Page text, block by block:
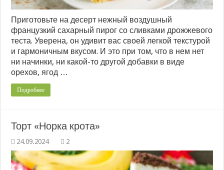
Приготовьте на десерт нежный воздушный
французкий сахарный пирог со сливками дрожжевого
теста. Уверена, он удивит вас своей легкой текстурой
и гармоничным вкусом. И это при том, что в нем нет
ни начинки, ни какой-то другой добавки в виде
орехов, ягод …
Подробнее
Торт «Норка крота»
2